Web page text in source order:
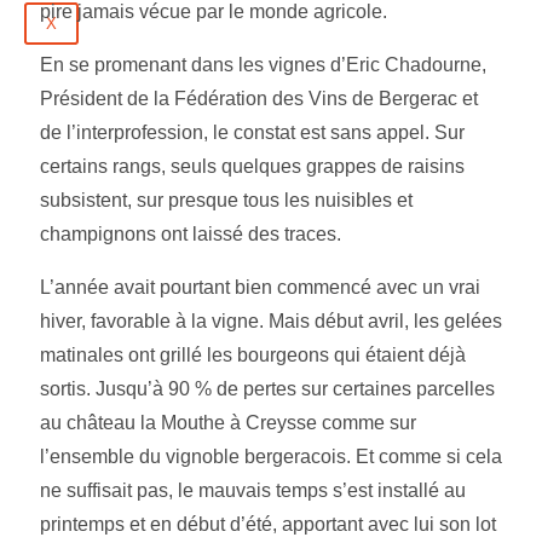
X
pire jamais vécue par le monde agricole.
En se promenant dans les vignes d’Eric Chadourne,
Président de la Fédération des Vins de Bergerac et
de l’interprofession, le constat est sans appel. Sur
certains rangs, seuls quelques grappes de raisins
subsistent, sur presque tous les nuisibles et
champignons ont laissé des traces.
L’année avait pourtant bien commencé avec un vrai
hiver, favorable à la vigne. Mais début avril, les gelées
matinales ont grillé les bourgeons qui étaient déjà
sortis. Jusqu’à 90 % de pertes sur certaines parcelles
au château la Mouthe à Creysse comme sur
l’ensemble du vignoble bergeracois. Et comme si cela
ne suffisait pas, le mauvais temps s’est installé au
printemps et en début d’été, apportant avec lui son lot